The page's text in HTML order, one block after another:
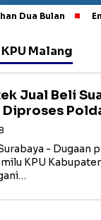
Bulan Empat
Malang
Jual Beli
Diproses
- Dugaan
KPU